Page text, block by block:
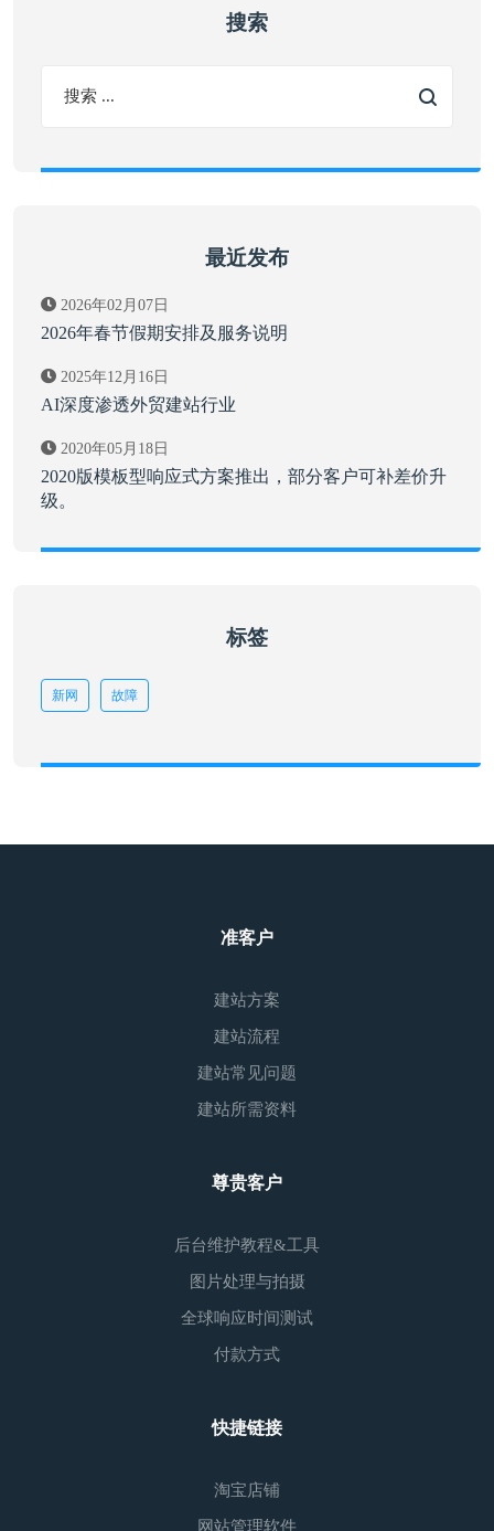
搜索
最近发布
2026年02月07日
2026年春节假期安排及服务说明
2025年12月16日
AI深度渗透外贸建站行业
2020年05月18日
2020版模板型响应式方案推出，部分客户可补差价升
级。
标签
新网 故障
准客户
建站方案
建站流程
建站常见问题
建站所需资料
尊贵客户
后台维护教程&工具
图片处理与拍摄
全球响应时间测试
付款方式
快捷链接
淘宝店铺
网站管理软件